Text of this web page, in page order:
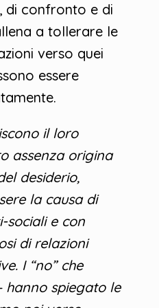
di confronto e di
a tollerare le
verso quei
essere
il loro
assenza origina
desiderio,
la causa di
sociali e con
di relazioni
I “no” che
hanno spiegato le